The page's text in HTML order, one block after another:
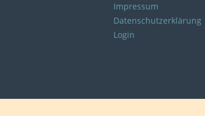
Impressum
Datenschutzerklärung
Login